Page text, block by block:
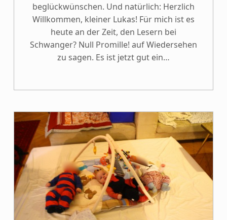
beglückwünschen. Und natürlich: Herzlich
Willkommen, kleiner Lukas! Für mich ist es
heute an der Zeit, den Lesern bei
Schwanger? Null Promille! auf Wiedersehen
zu sagen. Es ist jetzt gut ein…